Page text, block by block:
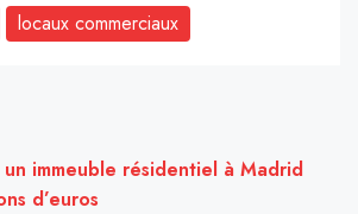
locaux commerciaux
immeuble résidentiel à Madrid
d’euros